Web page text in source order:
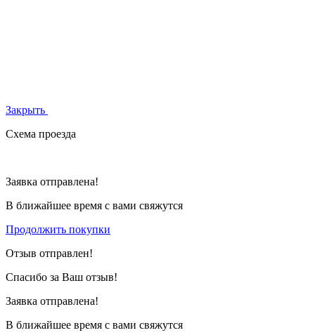
Закрыть
Схема проезда
Заявка отправлена!
В ближайшее время с вами свяжутся
Продолжить покупки
Отзыв отправлен!
Спасибо за Ваш отзыв!
Заявка отправлена!
В ближайшее время с вами свяжутся